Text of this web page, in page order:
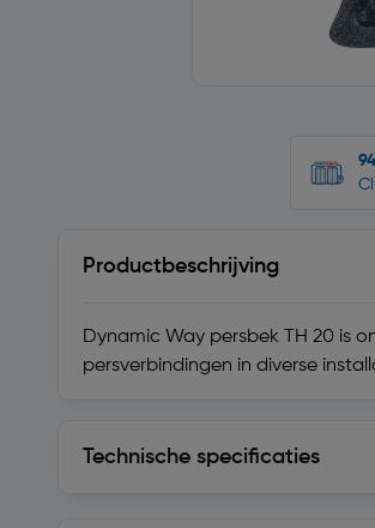
94
Productbeschrijving
Dynamic Way persbek TH 20 is
persverbindingen in diverse
Technische specificaties